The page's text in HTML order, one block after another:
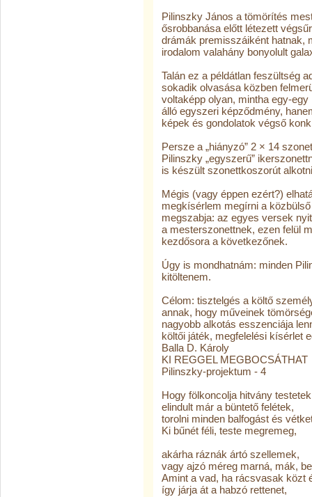
Pilinszky János a tömörítés
ősrobbanása előtt létezett
drámák premisszáiként hatnak,
irodalom valahány bonyolult
Talán ez a példátlan feszültség
sokadik olvasása közben
voltaképp olyan, mintha egy-
álló egyszeri képződmény,
képek és gondolatok végső
Persze a „hiányzó” 2 × 14
Pilinszky „egyszerű”
is készült szonettkoszorút
Mégis (vagy éppen ezért?)
megkísérlem megírni a
megszabja: az egyes versek
a mesterszonettnek, ezen felül
kezdősora a következőnek.
Úgy is mondhatnám: minden
kitöltenem.
Célom: tisztelgés a költő
annak, hogy műveinek
nagyobb alkotás esszenciája
költői játék, megfelelési kísérlet
Balla D. Károly
KI REGGEL MEGBOCSÁTHAT
Pilinszky-projektum - 4
Hogy fölkoncolja hitvány
elindult már a büntető felétek,
torolni minden balfogást és
Ki bűnét féli, teste megremeg,
akárha ráznák ártó szellemek,
vagy ajzó méreg marná, mák,
Amint a vad, ha rácsvasak közt
így járja át a habzó rettenet,